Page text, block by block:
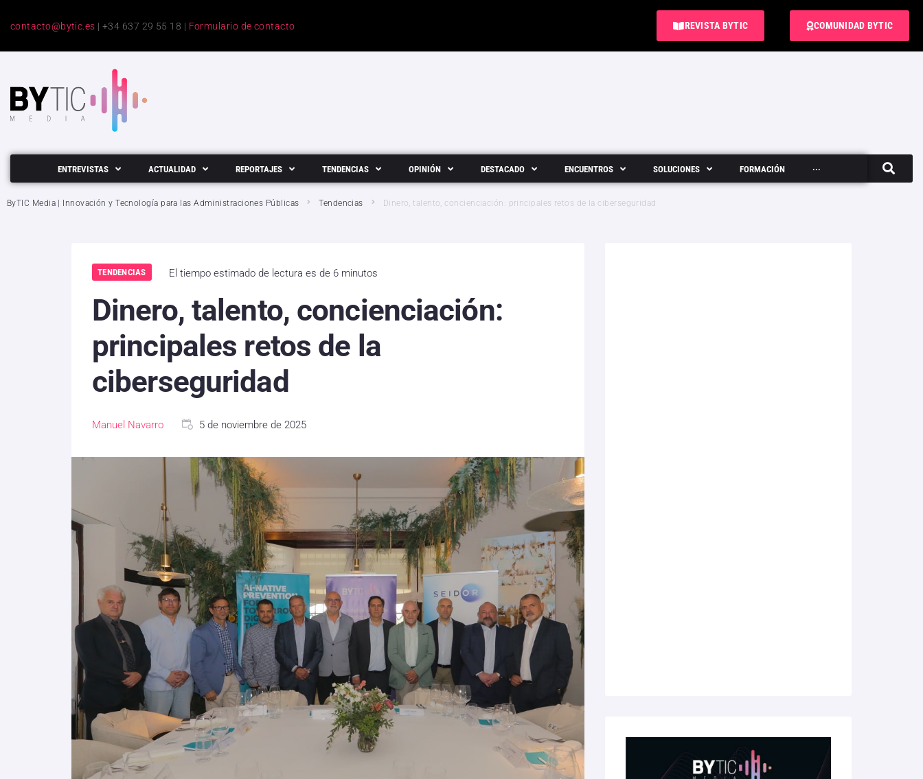
contacto@bytic.es | +34 637 29 55 18 | Formulario de contacto REVISTA BYTIC COMUNIDAD BYTIC
ENTREVISTAS ACTUALIDAD REPORTAJES TENDENCIAS OPINIÓN DESTACADO ENCUENTROS SOLUCIONES FORMACIÓN ···
ByTIC Media | Innovación y Tecnología para las Administraciones Públicas Tendencias Dinero, talento, concienciación: principales retos de la ciberseguridad
TENDENCIAS El tiempo estimado de lectura es de 6 minutos
Dinero, talento, concienciación:
principales retos de la
ciberseguridad
Manuel Navarro 5 de noviembre de 2025